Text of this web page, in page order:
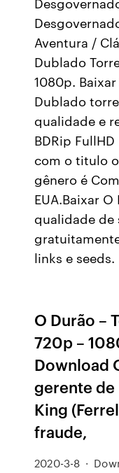
Aventura /
Dublado
1080p.
Dublado
qualidade e
BDRip
com o titulo
gênero é
EUA.Baixar
qualidade de
links e seeds.
O Durão –
720p –
Download
gerente de
King
fraude,
2020-3-8 ·